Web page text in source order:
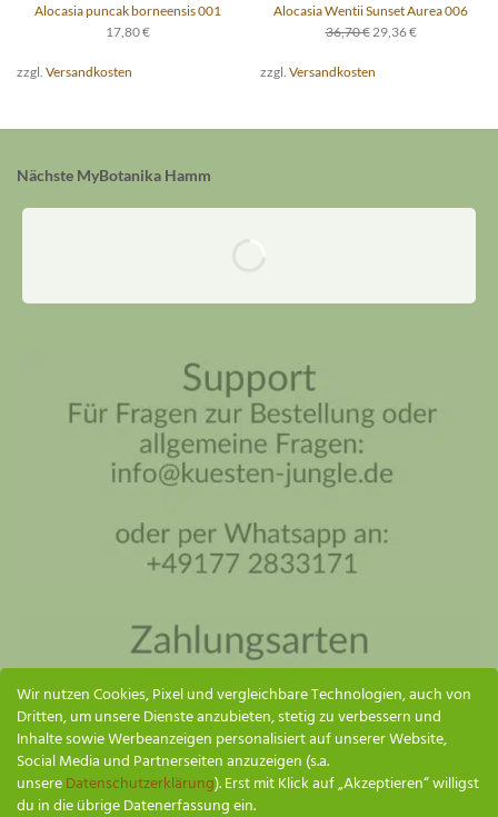
Alocasia puncak borneensis 001
17,80€
zzgl. Versandkosten
Alocasia Wentii Sunset Aurea 006
36,70€ Ursprünglicher
war:
29,36€Aktueller
zzgl. Versandkosten
Nächste MyBotanika Hamm
Wir nutzen Cookies, Pixel und vergleichbare Technologien, auch von
Dritten, um unsere Dienste anzubieten, stetig zu verbessern und
Inhalte sowie Werbeanzeigen personalisiert auf unserer Website,
Social Media und Partnerseiten anzuzeigen (s.a.
unsereDatenschutzerklärung). Erst mit Klick auf „Akzeptieren“ willigst
du in die übrige Datenerfassung ein.
Küsten Jungle Assistent